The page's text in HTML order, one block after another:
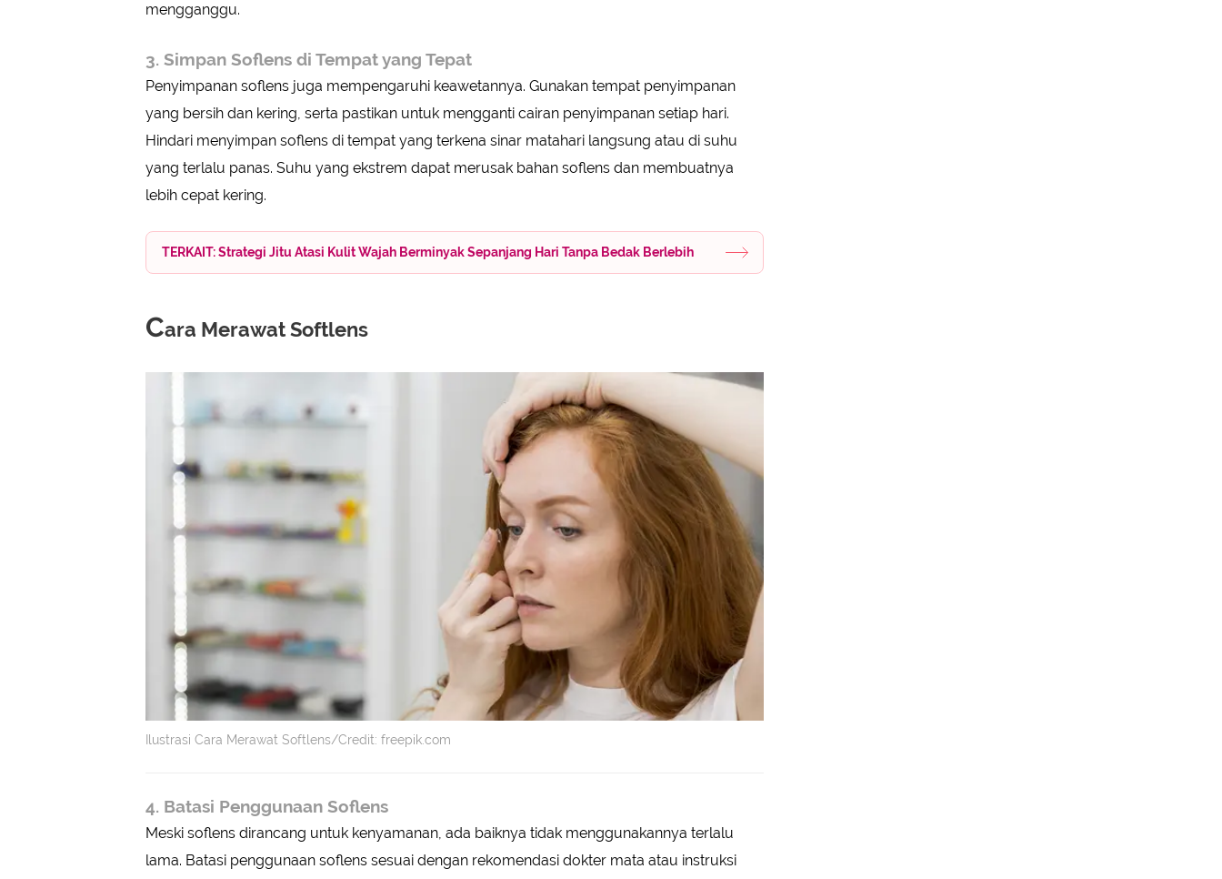
mengganggu.
3. Simpan Soflens di Tempat yang Tepat
Penyimpanan soflens juga mempengaruhi keawetannya. Gunakan tempat penyimpanan
yang bersih dan kering, serta pastikan untuk mengganti cairan penyimpanan setiap hari.
Hindari menyimpan soflens di tempat yang terkena sinar matahari langsung atau di suhu
yang terlalu panas. Suhu yang ekstrem dapat merusak bahan soflens dan membuatnya
lebih cepat kering.
TERKAIT: Strategi Jitu Atasi Kulit Wajah Berminyak Sepanjang Hari Tanpa Bedak Berlebih
Cara Merawat Softlens
Ilustrasi Cara Merawat Softlens/Credit: freepik.com
4. Batasi Penggunaan Soflens
Meski soflens dirancang untuk kenyamanan, ada baiknya tidak menggunakannya terlalu
lama. Batasi penggunaan soflens sesuai dengan rekomendasi dokter mata atau instruksi